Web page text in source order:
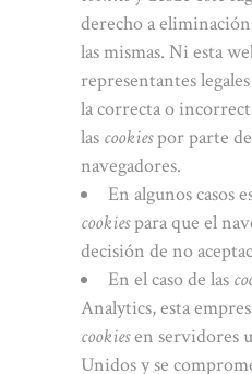
derecho a
las mismas. Ni esta
representantes
la correcta o
las cookiespor parte
navegadores.
En algunos casos
cookiespara que el
decisión de no
En el caso de las
Analytics, esta
cookiesen servidores
Unidos y se